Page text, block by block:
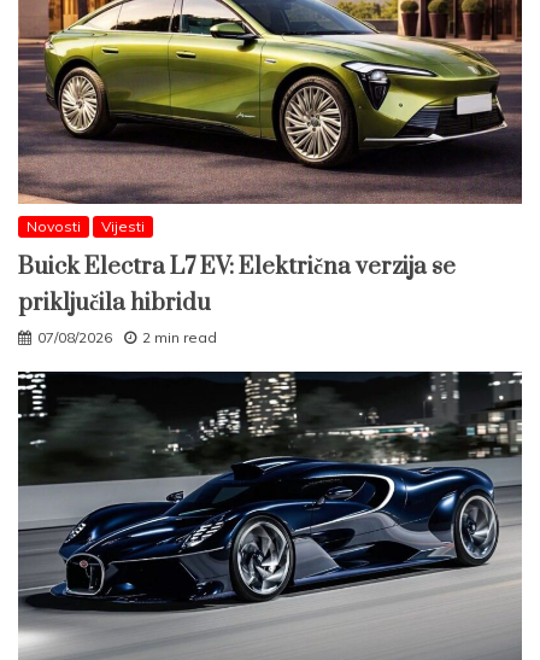
Novosti Vijesti
Buick Electra L7 EV: Električna verzija se
priključila hibridu
07/08/2026 2 min read